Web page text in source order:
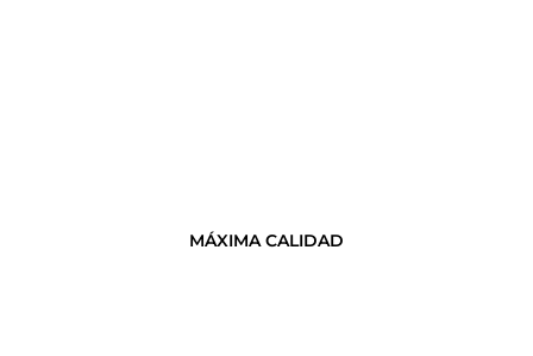
MÁXIMA CALIDAD